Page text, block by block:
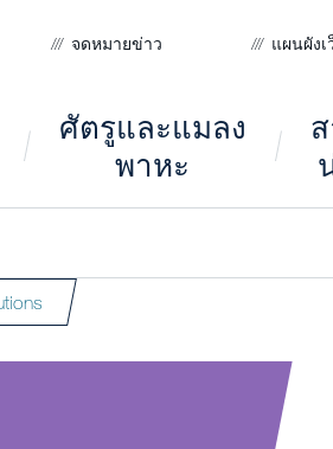
จดหมายข่าว แผนผัง
ศัตรูและแมลง
พาหะ